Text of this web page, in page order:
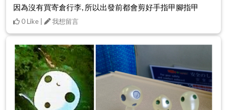
因為沒有買寄倉行李, 所以出發前都會剪好手指甲腳指甲
0 Like | 我想留言